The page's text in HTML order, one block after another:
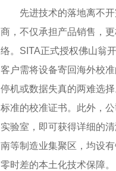
先进技术的落地离不
商，不仅承担产品销售，
络。SITA正式授权佛山翁
客户需将设备寄回海外校
停机或数据失真的两难选
标准的校准证书。此外，
实验室，即可获得详细的
南等制造业集聚区，均设
零时差的本土化技术保障。